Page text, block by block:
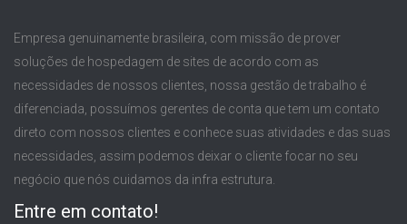
Empresa genuinamente brasileira, com missão de prover
soluções de hospedagem de sites de acordo com as
necessidades de nossos clientes, nossa gestão de trabalho é
diferenciada, possuímos gerentes de conta que tem um contato
direto com nossos clientes e conhece suas atividades e das suas
necessidades, assim podemos deixar o cliente focar no seu
negócio que nós cuidamos da infra estrutura.
Entre em contato!